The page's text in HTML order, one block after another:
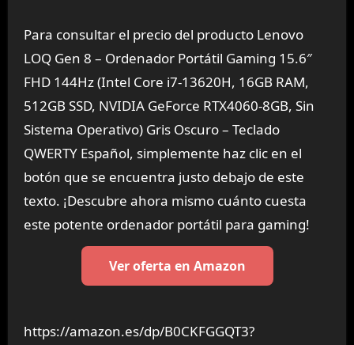
Para consultar el precio del producto Lenovo
LOQ Gen 8 – Ordenador Portátil Gaming 15.6″
FHD 144Hz (Intel Core i7-13620H, 16GB RAM,
512GB SSD, NVIDIA GeForce RTX4060-8GB, Sin
Sistema Operativo) Gris Oscuro – Teclado
QWERTY Español, simplemente haz clic en el
botón que se encuentra justo debajo de este
texto. ¡Descubre ahora mismo cuánto cuesta
este potente ordenador portátil para gaming!
Ver oferta en Amazon
https://amazon.es/dp/B0CKFGGQT3?